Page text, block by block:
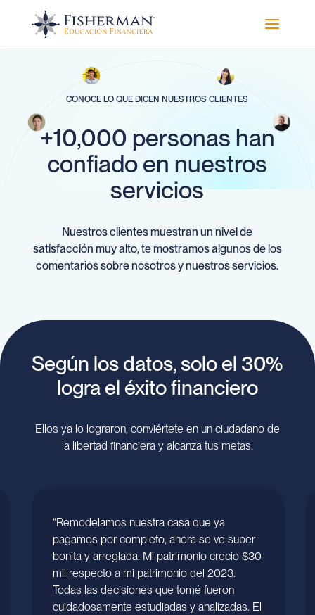
a
CONOCE LO QUE DICEN NUESTROS CLIENTES
+10,000 personas han
confiado en nuestros
servicios
Nuestros clientes muestran un nivel de
satisfacción muy alto, te mostramos algunos de los
comentarios sobre nosotros y nuestros servicios.
Según los datos, solo el 30%
logra el éxito financiero
Ellos ya lo lograron, conviértete en un ciudadano de
la libertad financiera y alcanza tus metas.
“Remodelamos nuestra casa que ya
pagamos por completo, ahora se ve super
bonita y arreglada. Mi patrimonio creció $30
mil respecto a mi patrimonio del 2023.
Todas las decisiones que tomé fueron
cuidadosamente estudiadas y analizadas. El